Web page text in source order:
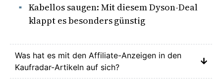
Kabellos saugen: Mit diesem Dyson-Deal
klappt es besonders günstig
Was hat es mit den Affiliate-Anzeigen in den
Kaufradar-Artikeln auf sich?